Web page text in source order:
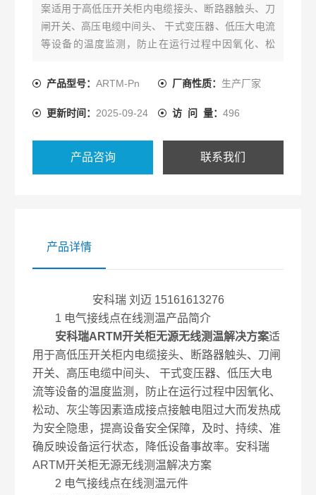
案适用于高低压开关柜内电缆接头、断路器触头、刀
闸开关、高压电缆中间头、 干式变压器、低压大电流
等设备的温度监测，防止在运行过程中因氧化、松
全隐患，提高设备安全保障，及时、持续、准确反映
产品型号：ARTM-Pn 厂商性质： 生产厂家
更新时间： 2025-09-24 访 问 量： 496
产品咨询 联系我们
产品详情
安科瑞 刘迈 15161613276
1 电气接线点在线测温产品简介
安科瑞ARTM开关柜无源无线测温解决方案适
用于高低压开关柜内电缆接头、断路器触头、刀闸
开关、高压电缆中间头、 干式变压器、低压大电
流等设备的温度监测，防止在运行过程中因氧化、
松动、灰尘等因素造成接点接触电阻过大而发热成
为安全隐患，提高设备安全保障，及时、持续、准
确反映设备运行状态，降低设备事故率。安科瑞
ARTM开关柜无源无线测温解决方案
2 电气接线点在线测温元件